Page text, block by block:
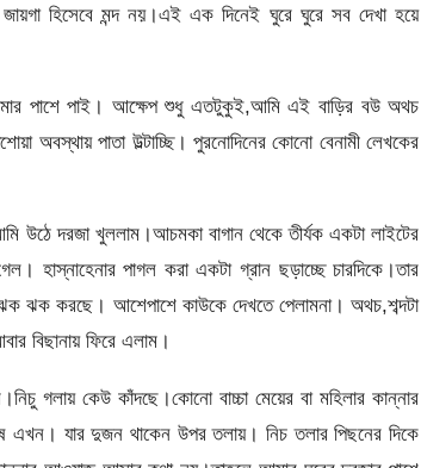
হিসেবে মন্দ নয়।এই এক দিনেই ঘুরে ঘুরে সব দেখা হয়ে
পাশে পাই। আক্ষেপ শুধু এতটুকুই,আমি এই বাড়ির বউ অথচ
অবস্থায় পাতা উল্টাচ্ছি। পুরনোদিনের কোনো বেনামী লেখকের
উঠে দরজা খুললাম।আচমকা বাগান থেকে তীর্যক একটা লাইটের
হাস্নাহেনার পাগল করা একটা গ্রান ছড়াচ্ছে চারদিকে।তার
ঝক ঝক করছে। আশেপাশে কাউকে দেখতে পেলামনা। অথচ,শব্দটা
বিছানায় ফিরে এলাম।
গলায় কেউ কাঁদছে।কোনো বাচ্চা মেয়ের বা মহিলার কান্নার
এখন। যার দুজন থাকেন উপর তলায়। নিচ তলার পিছনের দিকে